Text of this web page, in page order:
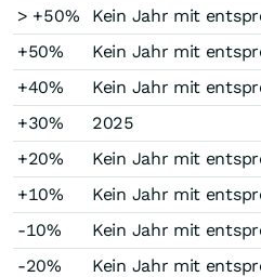
> +50%
Kein Jahr mit
+50%
Kein Jahr mit
+40%
Kein Jahr mit
+30%
2025
+20%
Kein Jahr mit
+10%
Kein Jahr mit
-10%
Kein Jahr mit
-20%
Kein Jahr mit